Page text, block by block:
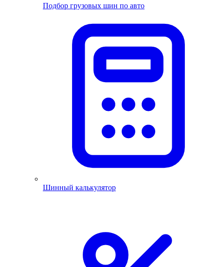
Подбор грузовых шин по авто
Шинный калькулятор